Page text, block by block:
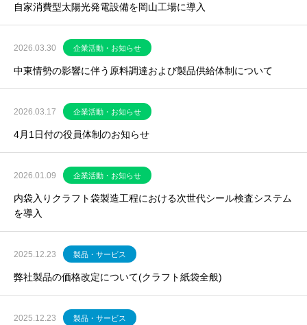
自家消費型太陽光発電設備を岡山工場に導入
2026.03.30 企業活動・お知らせ
中東情勢の影響に伴う原料調達および製品供給体制について
2026.03.17 企業活動・お知らせ
4月1日付の役員体制のお知らせ
2026.01.09 企業活動・お知らせ
内袋入りクラフト袋製造工程における次世代シール検査システム
を導入
2025.12.23 製品・サービス
弊社製品の価格改定について(クラフト紙袋全般)
2025.12.23 製品・サービス